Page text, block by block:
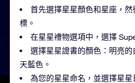
首先選擇星星顏色和星座，
標。
在星星禮物選項中，選擇
選擇星星證書的顏色：明亮
天藍色。
為您的星星命名，並選擇星星